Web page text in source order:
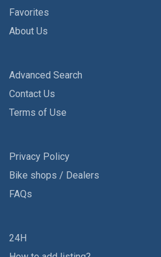
Favorites
About Us
Advanced Search
Contact Us
Terms of Use
Privacy Policy
Bike shops / Dealers
FAQs
24H